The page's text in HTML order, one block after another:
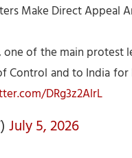
Make Direct Appeal
of the main protest
Control and to India for
DRg3z2AlrL
July 5, 2026